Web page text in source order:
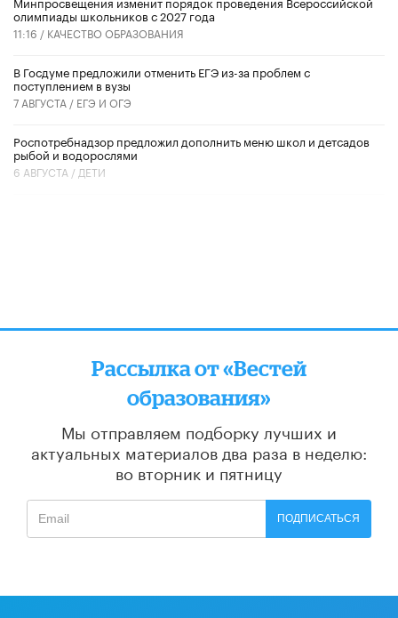
олимпиады школьников с 2027 года
11:16 / КАЧЕСТВО ОБРАЗОВАНИЯ
В Госдуме предложили отменить ЕГЭ из-за проблем с
поступлением в вузы
7 АВГУСТА / ЕГЭ И ОГЭ
Роспотребнадзор предложил дополнить меню школ и детсадов
рыбой и водорослями
6 АВГУСТА / ДЕТИ
Рассылка от «Вестей
образования»
Мы отправляем подборку лучших и
актуальных материалов два раза в неделю:
во вторник и пятницу
ПОДПИСАТЬСЯ